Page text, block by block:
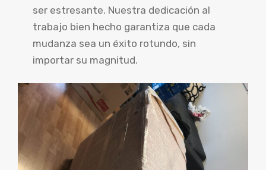
ser estresante. Nuestra dedicación al
trabajo bien hecho garantiza que cada
mudanza sea un éxito rotundo, sin
importar su magnitud.